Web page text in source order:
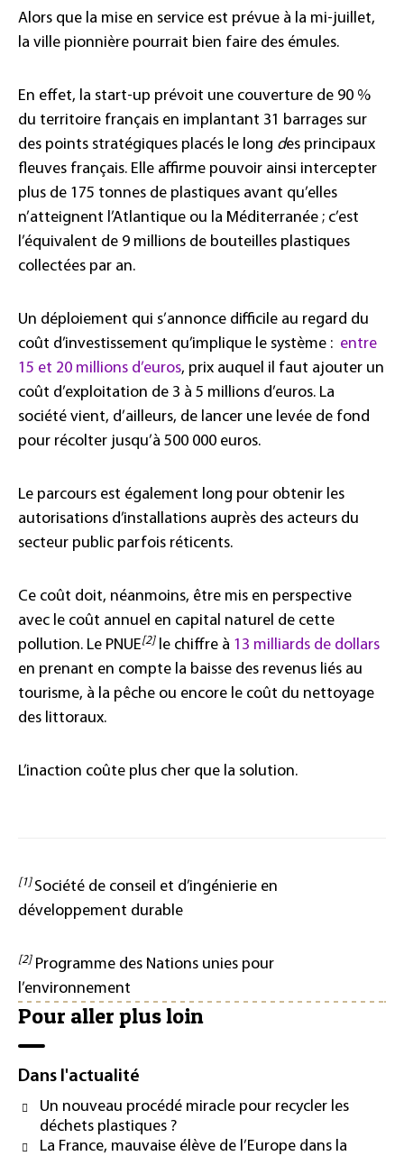
Alors que la mise en service est prévue à la mi-juillet,
la ville pionnière pourrait bien faire des émules.
En effet, la start-up prévoit une couverture de 90 %
du territoire français en implantant 31 barrages sur
des points stratégiques placés le long des principaux
fleuves français. Elle affirme pouvoir ainsi intercepter
plus de 175 tonnes de plastiques avant qu’elles
n’atteignent l’Atlantique ou la Méditerranée ; c’est
l’équivalent de 9 millions de bouteilles plastiques
collectées par an.
Un déploiement qui s’annonce difficile au regard du
coût d’investissement qu’implique le système : entre
15 et 20 millions d’euros, prix auquel il faut ajouter un
coût d’exploitation de 3 à 5 millions d’euros. La
société vient, d’ailleurs, de lancer une levée de fond
pour récolter jusqu’à 500 000 euros.
Le parcours est également long pour obtenir les
autorisations d’installations auprès des acteurs du
secteur public parfois réticents.
Ce coût doit, néanmoins, être mis en perspective
avec le coût annuel en capital naturel de cette
pollution. Le PNUE[2] le chiffre à 13 milliards de dollars
en prenant en compte la baisse des revenus liés au
tourisme, à la pêche ou encore le coût du nettoyage
des littoraux.
L’inaction coûte plus cher que la solution.
[1] Société de conseil et d’ingénierie en
développement durable
[2] Programme des Nations unies pour
l’environnement
Pour aller plus loin
Dans l'actualité
Un nouveau procédé miracle pour recycler les
déchets plastiques ?
La France, mauvaise élève de l’Europe dans la